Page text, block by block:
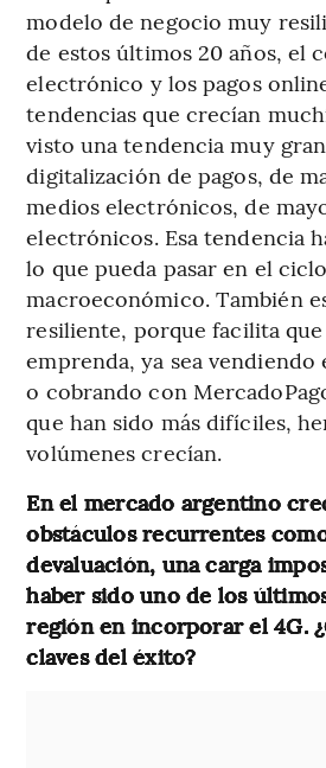
modelo de negocio muy
de estos últimos 20 años, el
electrónico y los pagos
tendencias que crecían
visto una tendencia muy
digitalización de pagos, de
medios electrónicos, de
electrónicos. Esa tendencia
lo que pueda pasar en el ciclo
macroeconómico. También
resiliente, porque facilita
emprenda, ya sea
o cobrando con
que han sido más difíciles,
volúmenes crecían.
En el mercado argentino
obstáculos recurrentes
devaluación, una carga
haber sido uno de los
región en incorporar el 4G.
claves del éxito?